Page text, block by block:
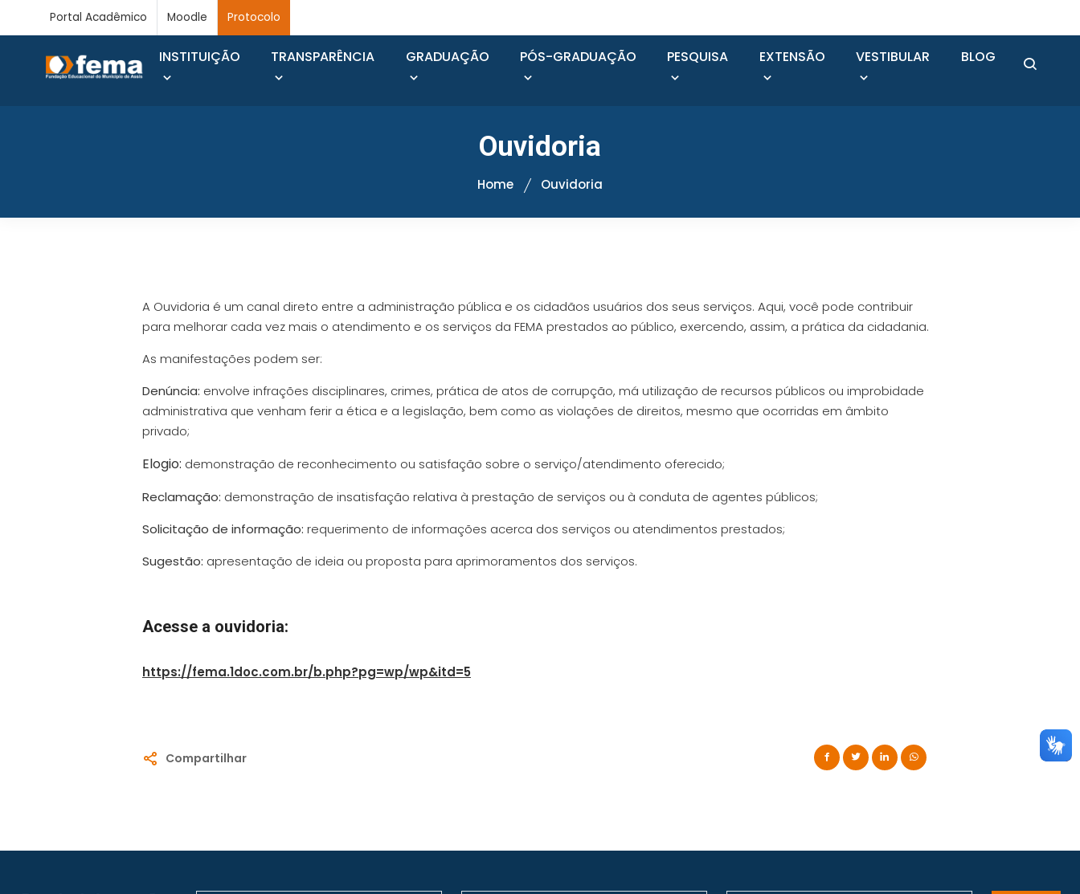
Portal Acadêmico Moodle Protocolo
INSTITUIÇÃO TRANSPARÊNCIA GRADUAÇÃO PÓS-GRADUAÇÃO PESQUISA EXTENSÃO VESTIBULAR BLOG
Ouvidoria
Home Ouvidoria
A Ouvidoria é um canal direto entre a administração pública e os cidadãos usuários dos seus serviços. Aqui, você pode contribuir
para melhorar cada vez mais o atendimento e os serviços da FEMA prestados ao público, exercendo, assim, a prática da cidadania.
As manifestações podem ser:
Denúncia: envolve infrações disciplinares, crimes, prática de atos de corrupção, má utilização de recursos públicos ou improbidade
administrativa que venham ferir a ética e a legislação, bem como as violações de direitos, mesmo que ocorridas em âmbito
privado;
Elogio: demonstração de reconhecimento ou satisfação sobre o serviço/atendimento oferecido;
Reclamação: demonstração de insatisfação relativa à prestação de serviços ou à conduta de agentes públicos;
Solicitação de informação: requerimento de informações acerca dos serviços ou atendimentos prestados;
Sugestão: apresentação de ideia ou proposta para aprimoramentos dos serviços.
Acesse a ouvidoria:
https://fema.1doc.com.br/b.php?pg=wp/wp&itd=5
Compartilhar